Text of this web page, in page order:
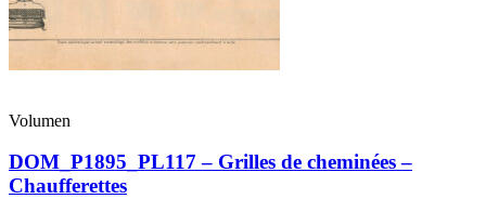
Volumen
DOM_P1895_PL117 – Grilles de cheminées –
Chaufferettes